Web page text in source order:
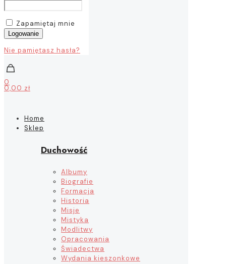
Zapamiętaj mnie
Logowanie
Nie pamiętasz hasła?
0
0,00 zł
Home
Sklep
Duchowość
Albumy
Biografie
Formacja
Historia
Misje
Mistyka
Modlitwy
Opracowania
Świadectwa
Wydania kieszonkowe